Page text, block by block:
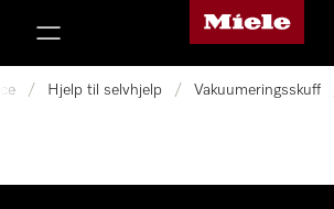
Mieles hjemmeside
/ Hjelp til selvhjelp / Vakuumeringsskuff